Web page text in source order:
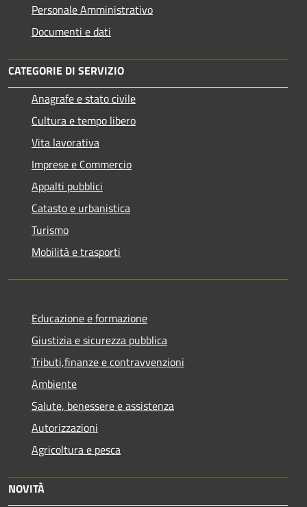
Personale Amministrativo
Documenti e dati
CATEGORIE DI SERVIZIO
Anagrafe e stato civile
Cultura e tempo libero
Vita lavorativa
Imprese e Commercio
Appalti pubblici
Catasto e urbanistica
Turismo
Mobilità e trasporti
Educazione e formazione
Giustizia e sicurezza pubblica
Tributi,finanze e contravvenzioni
Ambiente
Salute, benessere e assistenza
Autorizzazioni
Agricoltura e pesca
NOVITÀ